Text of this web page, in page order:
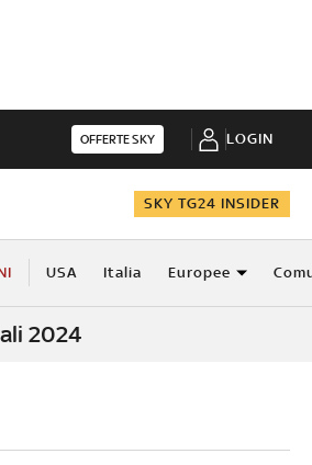
OFFERTE SKY LOGIN
SKY TG24 INSIDER
USA Italia Europee
2024